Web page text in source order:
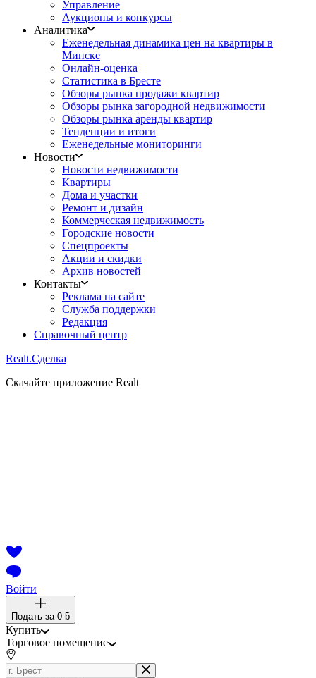
Управление
Аукционы и конкурсы
Аналитика
Еженедельная динамика цен на квартиры в
Минске
Онлайн-оценка
Статистика в Бресте
Обзоры рынка продажи квартир
Обзоры рынка загородной недвижимости
Обзоры рынка аренды квартир
Тенденции и итоги
Еженедельные мониторинги
Новости
Новости недвижимости
Квартиры
Дома и участки
Ремонт и дизайн
Коммерческая недвижимость
Городские новости
Спецпроекты
Акции и скидки
Архив новостей
Контакты
Реклама на сайте
Служба поддержки
Редакция
Справочный центр
Realt.Сделка
Скачайте приложение Realt
Войти
Подать за 0 ƃ
Купить
Торговое помещение